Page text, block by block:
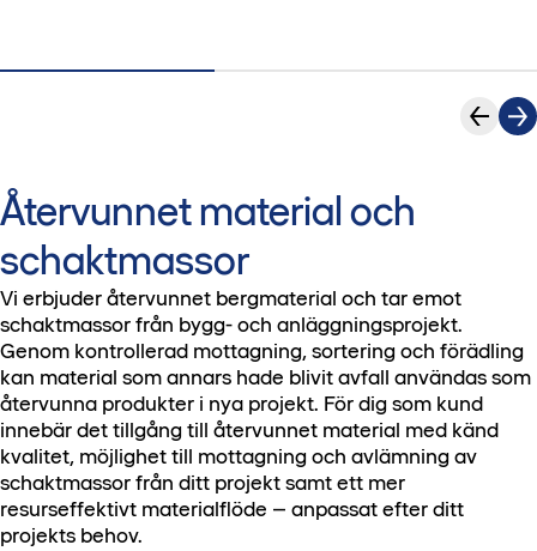
Återvunnet material och
schaktmassor
Vi erbjuder återvunnet bergmaterial och tar emot
schaktmassor från bygg- och anläggningsprojekt.
Genom kontrollerad mottagning, sortering och förädling
kan material som annars hade blivit avfall användas som
återvunna produkter i nya projekt. För dig som kund
innebär det tillgång till återvunnet material med känd
kvalitet, möjlighet till mottagning och avlämning av
schaktmassor från ditt projekt samt ett mer
resurseffektivt materialflöde – anpassat efter ditt
projekts behov.